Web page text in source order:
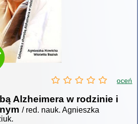
oceń
Alzheimera w rodzinie i
/ red. nauk. Agnieszka